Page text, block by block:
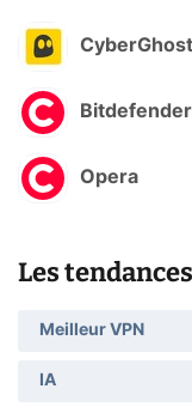
CyberGhost
Bitdefender
Opera
Les tendances
Meilleur VPN
IA